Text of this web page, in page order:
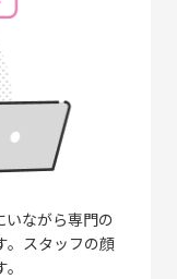
いながら専門の
。スタッフの顔